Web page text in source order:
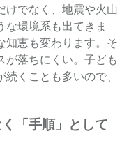
けでなく、地震や火山
環境系も出てきま
知恵も変わります。そ
が落ちにくい。子ども
くことも多いので、
「手順」として